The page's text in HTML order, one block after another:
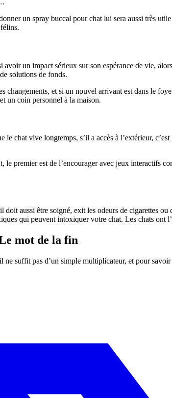
un spray buccal pour chat lui sera aussi très
avoir un impact sérieux sur son espérance de vie,
solutions de fonds.
changements, et si un nouvel arrivant est dans le
un coin personnel à la maison.
le chat vive longtemps, s’il a accès à l’extérieur,
le premier est de l’encourager avec jeux interactifs
doit aussi être soigné, exit les odeurs de cigarettes
qui peuvent intoxiquer votre chat. Les chats ont
mot de la fin
ne suffit pas d’un simple multiplicateur, et pour